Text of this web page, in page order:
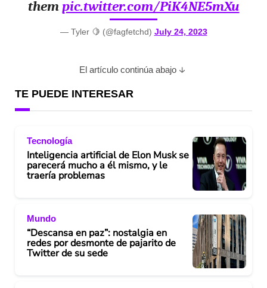
thempic.twitter.com/PiK4NE5mXu
— Tyler 🍋 (@fagfetchd) July 24, 2023
El artículo continúa abajo
TE PUEDE INTERESAR
Tecnología
Inteligencia artificial de Elon Musk se
parecerá mucho a él mismo, y le
traería problemas
Mundo
“Descansa en paz”: nostalgia en
redes por desmonte de pajarito de
Twitter de su sede